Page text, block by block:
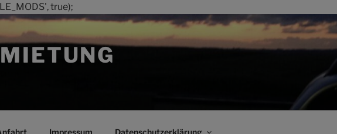
true);
Impressum Datenschutzerklärung